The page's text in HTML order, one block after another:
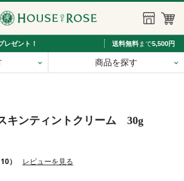
レゼント！ 送料無料まで5,500円
商品を探す
キンティントクリーム 30g
） レビューを見る